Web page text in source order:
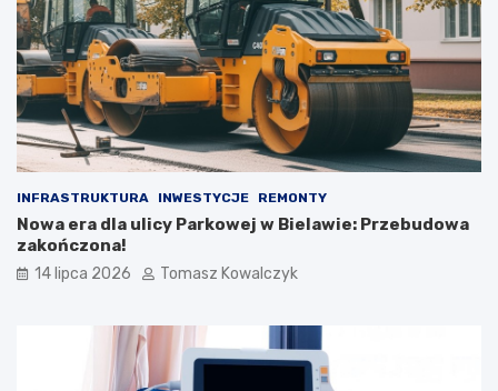
INFRASTRUKTURA INWESTYCJE REMONTY
Nowa era dla ulicy Parkowej w Bielawie: Przebudowa
zakończona!
14 lipca 2026 Tomasz Kowalczyk